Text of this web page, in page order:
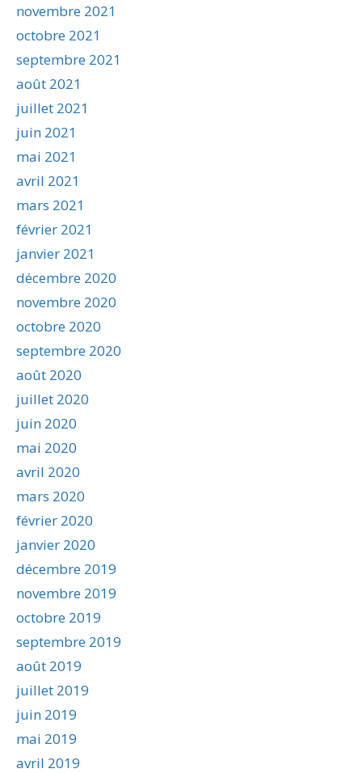
novembre 2021
octobre 2021
septembre 2021
août 2021
juillet 2021
juin 2021
mai 2021
avril 2021
mars 2021
février 2021
janvier 2021
décembre 2020
novembre 2020
octobre 2020
septembre 2020
août 2020
juillet 2020
juin 2020
mai 2020
avril 2020
mars 2020
février 2020
janvier 2020
décembre 2019
novembre 2019
octobre 2019
septembre 2019
août 2019
juillet 2019
juin 2019
mai 2019
avril 2019